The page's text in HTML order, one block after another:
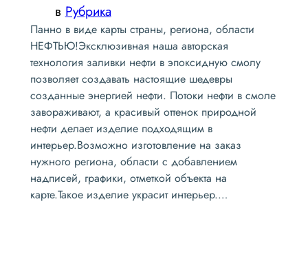
в Рубрика
Панно в виде карты страны, региона, области
НЕФТЬЮ!Эксклюзивная наша авторская
технология заливки нефти в эпоксидную смолу
позволяет создавать настоящие шедевры
созданные энергией нефти. Потоки нефти в смоле
завораживают, а красивый оттенок природной
нефти делает изделие подходящим в
интерьер.Возможно изготовление на заказ
нужного региона, области с добавлением
надписей, графики, отметкой объекта на
карте.Такое изделие украсит интерьер.…